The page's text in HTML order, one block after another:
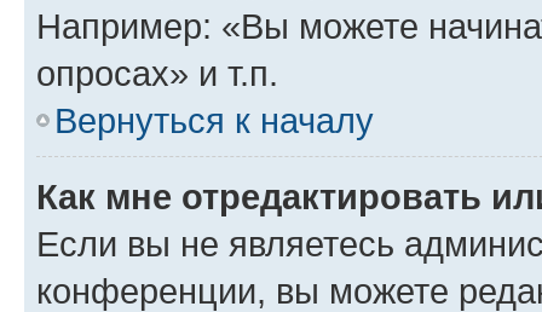
Например: «Вы можете
опросах» и т.п.
Вернуться к началу
Как мне отредактировать
Если вы не являетесь
конференции, вы можете